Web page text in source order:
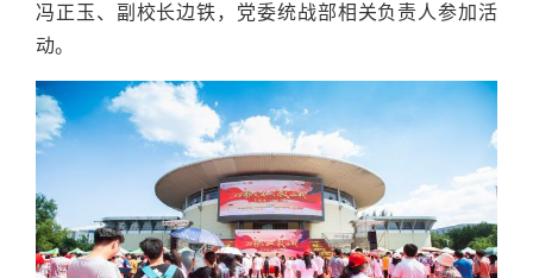
冯正玉、副校长边铁，党委统战部相关负责人参加活
动。